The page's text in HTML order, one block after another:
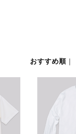
おすすめ順 ｜